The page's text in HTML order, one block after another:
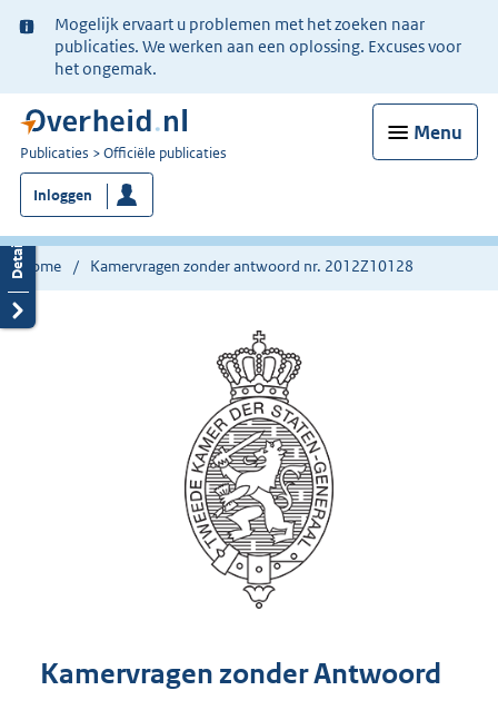
Ter
informatie:
Mogelijk ervaart u problemen met het zoeken naar
publicaties. We werken aan een oplossing. Excuses voor
het ongemak.
Menu
U
bent
nu
hier:
Publicaties Officiële publicaties
Inloggen
Home Kamervragen zonder antwoord nr. 2012Z10128
Kamervragen zonder Antwoord